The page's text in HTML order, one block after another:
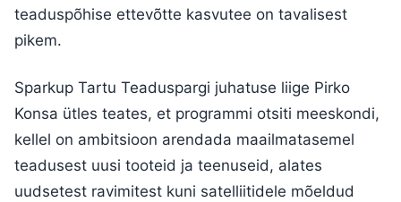
teaduspõhise ettevõtte kasvutee on tavalisest
pikem.
Sparkup Tartu Teaduspargi juhatuse liige Pirko
Konsa ütles teates, et programmi otsiti meeskondi,
kellel on ambitsioon arendada maailmatasemel
teadusest uusi tooteid ja teenuseid, alates
uudsetest ravimitest kuni satelliitidele mõeldud